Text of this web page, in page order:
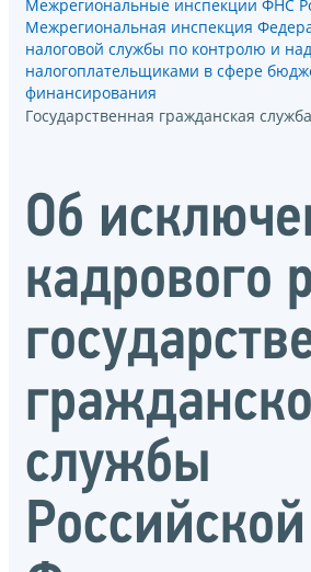
Межрегиональные инспекции ФНС
Межрегиональная инспекция
налоговой службы по контролю и
налогоплательщиками в сфере
финансирования
Государственная гражданская
Об
кадрового
службы
Российской